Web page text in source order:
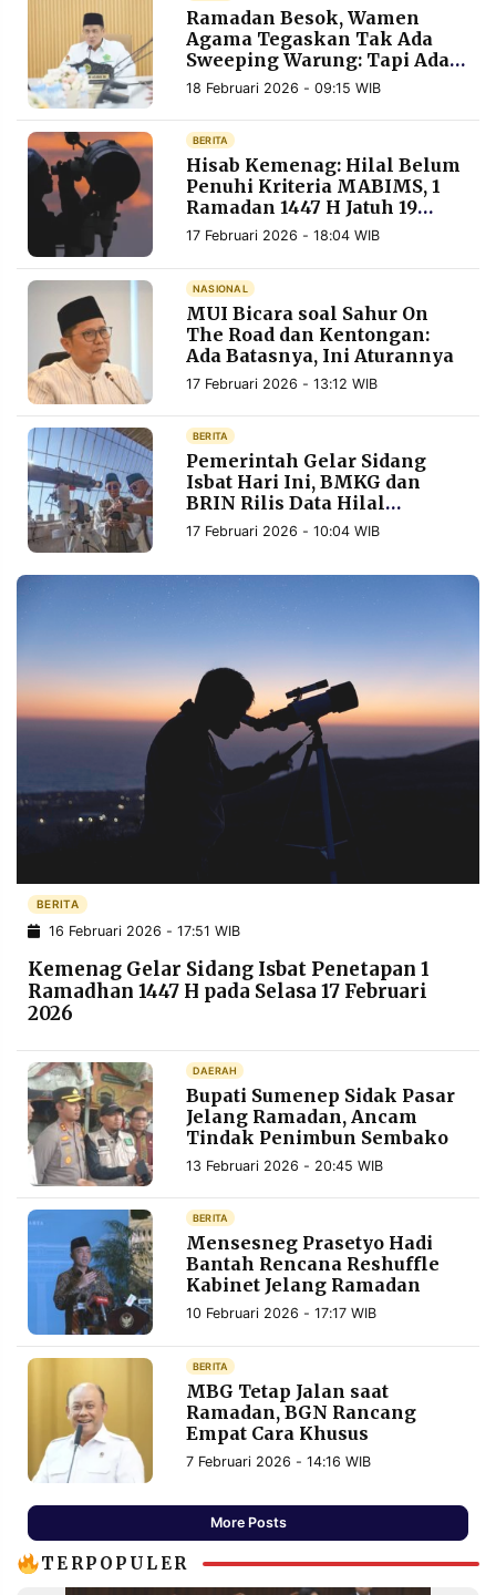
©
PT.
RESOLUSI
PRAMUDITA
Resolusi.co
2026
RESOLUSI
MEDIA
PRAMUDITA
Ramadan Besok, Wamen
Agama Tegaskan Tak Ada
Sweeping Warung: Tapi Ada
Syaratnya
18 Februari 2026 - 09:15 WIB
BERITA
Hisab Kemenag: Hilal Belum
Penuhi Kriteria MABIMS, 1
Ramadan 1447 H Jatuh 19
Februari 2026
17 Februari 2026 - 18:04 WIB
NASIONAL
MUI Bicara soal Sahur On
The Road dan Kentongan:
Ada Batasnya, Ini Aturannya
17 Februari 2026 - 13:12 WIB
BERITA
Pemerintah Gelar Sidang
Isbat Hari Ini, BMKG dan
BRIN Rilis Data Hilal
Ramadhan
17 Februari 2026 - 10:04 WIB
BERITA
16 Februari 2026 - 17:51 WIB
Kemenag Gelar Sidang Isbat Penetapan 1
Ramadhan 1447 H pada Selasa 17 Februari
2026
DAERAH
Bupati Sumenep Sidak Pasar
Jelang Ramadan, Ancam
Tindak Penimbun Sembako
13 Februari 2026 - 20:45 WIB
BERITA
Mensesneg Prasetyo Hadi
Bantah Rencana Reshuffle
Kabinet Jelang Ramadan
10 Februari 2026 - 17:17 WIB
BERITA
MBG Tetap Jalan saat
Ramadan, BGN Rancang
Empat Cara Khusus
7 Februari 2026 - 14:16 WIB
More Posts
TERPOPULER